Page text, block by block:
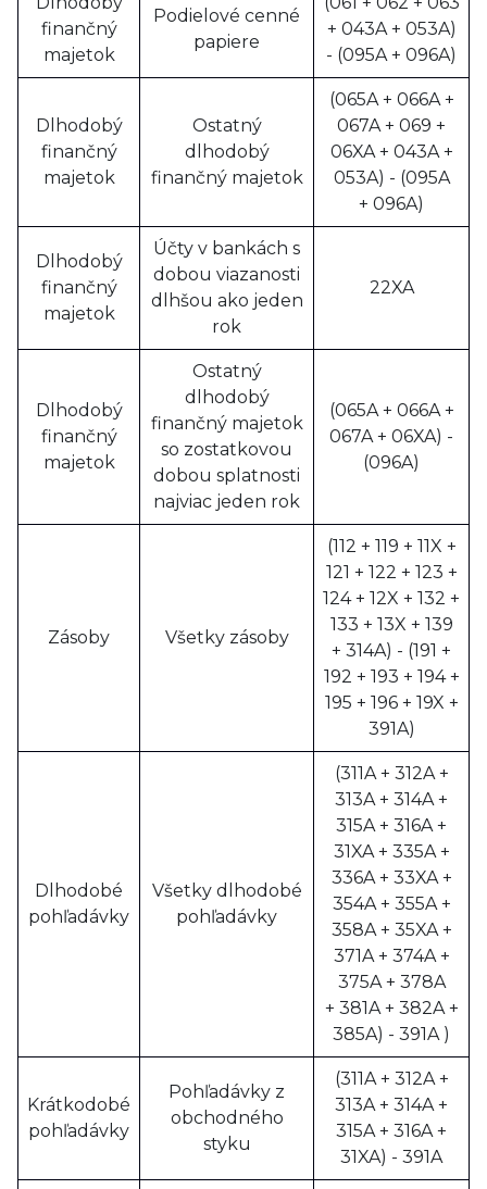
finančný
majetok
Podielové cenné
papiere
+ 043A + 053A)
- (095A + 096A)
Dlhodobý
finančný
majetok
Ostatný
dlhodobý
finančný majetok
(065A + 066A +
067A + 069 +
06XA + 043A +
053A) - (095A
+ 096A)
Dlhodobý
finančný
majetok
Účty v bankách s
dobou viazanosti
dlhšou ako jeden
rok
22XA
Dlhodobý
finančný
majetok
Ostatný
dlhodobý
finančný majetok
so zostatkovou
dobou splatnosti
najviac jeden rok
(065A + 066A +
067A + 06XA) -
(096A)
Zásoby Všetky zásoby
(112 + 119 + 11X +
121 + 122 + 123 +
124 + 12X + 132 +
133 + 13X + 139
+ 314A) - (191 +
192 + 193 + 194 +
195 + 196 + 19X +
391A)
Dlhodobé
pohľadávky
Všetky dlhodobé
pohľadávky
(311A + 312A +
313A + 314A +
315A + 316A +
31XA + 335A +
336A + 33XA +
354A + 355A +
358A + 35XA +
371A + 374A +
375A + 378A
+ 381A + 382A +
385A) - 391A )
Krátkodobé
pohľadávky
Pohľadávky z
obchodného
styku
(311A + 312A +
313A + 314A +
315A + 316A +
31XA) - 391A